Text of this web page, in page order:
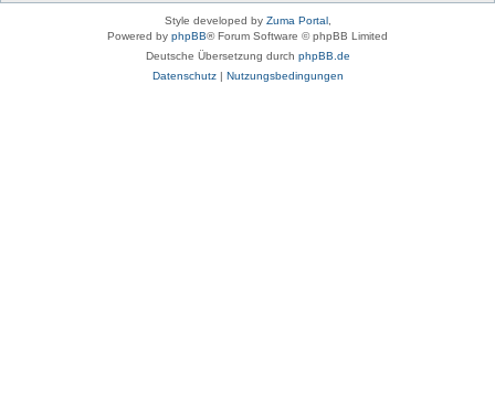
Style developed by Zuma Portal,
Powered by phpBB® Forum Software © phpBB Limited
Deutsche Übersetzung durch phpBB.de
Datenschutz| Nutzungsbedingungen